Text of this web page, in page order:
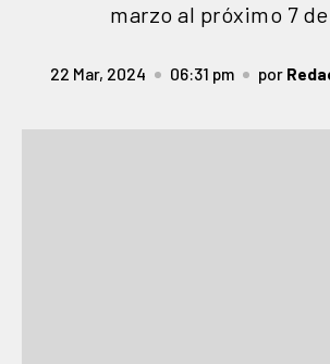
marzo al próximo 7
22 Mar, 2024 06:31 pm por